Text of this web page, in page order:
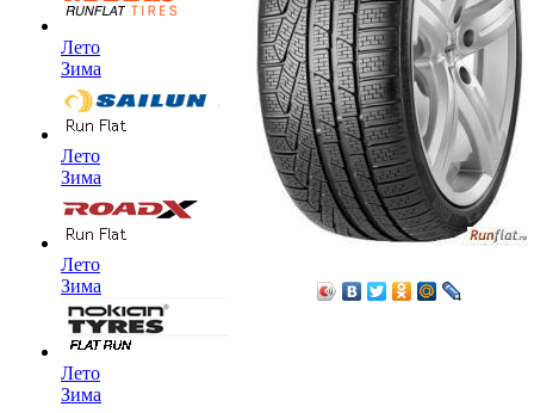
Лето
Зима
Лето
Зима
Лето
Зима
Лето
Зима